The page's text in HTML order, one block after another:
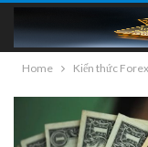
Home Kiến thức Forex